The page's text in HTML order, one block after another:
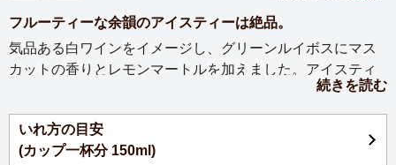
フルーティーな余韻のアイスティーは絶品。
気品ある白ワインをイメージし、グリーンルイボスにマス
カットの香りとレモンマートルを加えました。アイスティ
ーにするとフルーティーな風味が一層引き立ちます。
ルイボスのふるさととして知られる南アフリカ南端の港街
ケープタウン近くに、南アフリカワイン発祥の地・
続きを読む
いれ方の目安
(カップ一杯分 150ml)